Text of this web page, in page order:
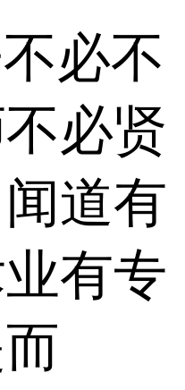
必不
必贤
道有
有专